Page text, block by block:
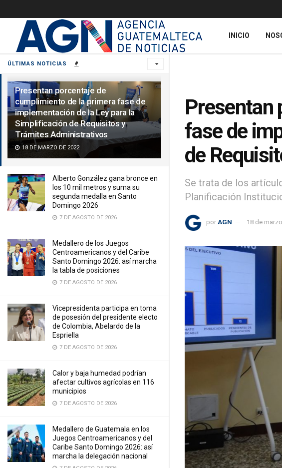
ÚLTIMAS NOTICIAS
Presentan porcentaje de
cumplimiento de la primera fase de
implementación de la Ley para la
Simplificación de Requisitos y
Trámites Administrativos
18 DE MARZO DE 2022
Alberto González gana bronce en
los 10 mil metros y suma su
segunda medalla en Santo
Domingo 2026
7 DE AGOSTO DE 2026
Medallero de los Juegos
Centroamericanos y del Caribe
Santo Domingo 2026: así marcha
la tabla de posiciones
7 DE AGOSTO DE 2026
Vicepresidenta participa en toma
de posesión del presidente electo
de Colombia, Abelardo de la
Espriella
7 DE AGOSTO DE 2026
Calor y baja humedad podrían
afectar cultivos agrícolas en 116
municipios
7 DE AGOSTO DE 2026
Medallero de Guatemala en los
Juegos Centroamericanos y del
Caribe Santo Domingo 2026: así
marcha la delegación nacional
INICIO
Presentan
fase de
de
Se trata de los
Planificación
por AGN 18 de